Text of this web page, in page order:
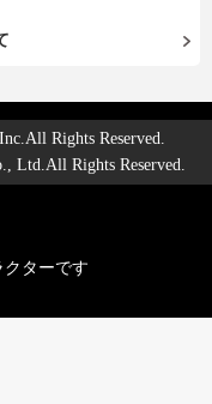
Rights Reserved.
Ltd.All Rights Reserved.
クターです